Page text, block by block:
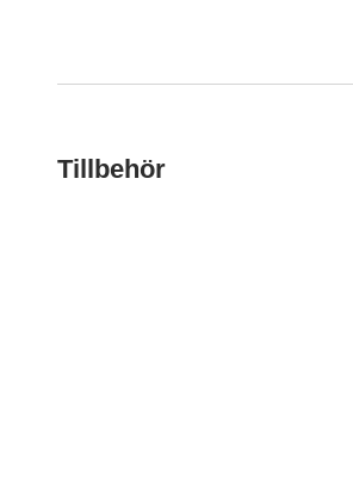
Tillbehör